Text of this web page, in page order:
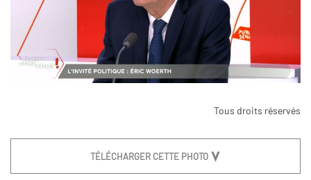
Tous droits réservés
TÉLÉCHARGER CETTE PHOTO